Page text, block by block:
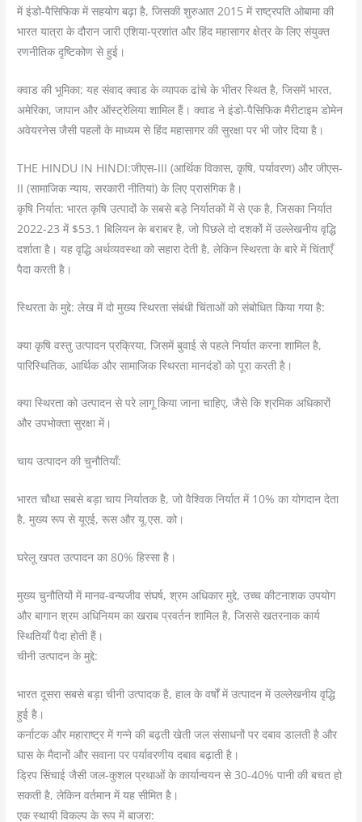
में इंडो-पैसिफिक में सहयोग बढ़ा है, जिसकी शुरुआत 2015 में राष्ट्रपति ओबामा की
भारत यात्रा के दौरान जारी एशिया-प्रशांत और हिंद महासागर क्षेत्र के लिए संयुक्त
रणनीतिक दृष्टिकोण से हुई।
क्वाड की भूमिका: यह संवाद क्वाड के व्यापक ढांचे के भीतर स्थित है, जिसमें भारत,
अमेरिका, जापान और ऑस्ट्रेलिया शामिल हैं। क्वाड ने इंडो-पैसिफिक मैरीटाइम डोमेन
अवेयरनेस जैसी पहलों के माध्यम से हिंद महासागर की सुरक्षा पर भी जोर दिया है।
THE HINDU IN HINDI:जीएस-III (आर्थिक विकास, कृषि, पर्यावरण) और जीएस-
II (सामाजिक न्याय, सरकारी नीतियां) के लिए प्रासंगिक है।
कृषि निर्यात: भारत कृषि उत्पादों के सबसे बड़े निर्यातकों में से एक है, जिसका निर्यात
2022-23 में $53.1 बिलियन के बराबर है, जो पिछले दो दशकों में उल्लेखनीय वृद्धि
दर्शाता है। यह वृद्धि अर्थव्यवस्था को सहारा देती है, लेकिन स्थिरता के बारे में चिंताएँ
पैदा करती है।
स्थिरता के मुद्दे: लेख में दो मुख्य स्थिरता संबंधी चिंताओं को संबोधित किया गया है:
क्या कृषि वस्तु उत्पादन प्रक्रिया, जिसमें बुवाई से पहले निर्यात करना शामिल है,
पारिस्थितिक, आर्थिक और सामाजिक स्थिरता मानदंडों को पूरा करती है।
क्या स्थिरता को उत्पादन से परे लागू किया जाना चाहिए, जैसे कि श्रमिक अधिकारों
और उपभोक्ता सुरक्षा में।
चाय उत्पादन की चुनौतियाँ:
भारत चौथा सबसे बड़ा चाय निर्यातक है, जो वैश्विक निर्यात में 10% का योगदान देता
है, मुख्य रूप से यूएई, रूस और यू.एस. को।
घरेलू खपत उत्पादन का 80% हिस्सा है।
मुख्य चुनौतियों में मानव-वन्यजीव संघर्ष, श्रम अधिकार मुद्दे, उच्च कीटनाशक उपयोग
और बागान श्रम अधिनियम का खराब प्रवर्तन शामिल है, जिससे खतरनाक कार्य
स्थितियाँ पैदा होती हैं।
चीनी उत्पादन के मुद्दे:
भारत दूसरा सबसे बड़ा चीनी उत्पादक है, हाल के वर्षों में उत्पादन में उल्लेखनीय वृद्धि
हुई है।
कर्नाटक और महाराष्ट्र में गन्ने की बढ़ती खेती जल संसाधनों पर दबाव डालती है और
घास के मैदानों और सवाना पर पर्यावरणीय दबाव बढ़ाती है।
ड्रिप सिंचाई जैसी जल-कुशल प्रथाओं के कार्यान्वयन से 30-40% पानी की बचत हो
सकती है, लेकिन वर्तमान में यह सीमित है।
एक स्थायी विकल्प के रूप में बाजरा: